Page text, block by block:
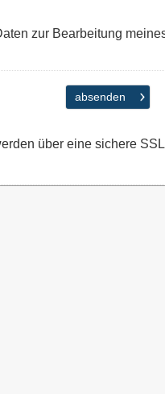
zur Bearbeitung
absenden
über eine sichere